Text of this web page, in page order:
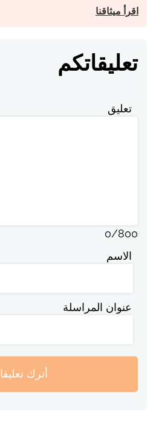
اقرأ ميثاقنا
تعليقاتكم
تعليق
0/800
الاسم
عنوان المراسلة
أترك تعليقا